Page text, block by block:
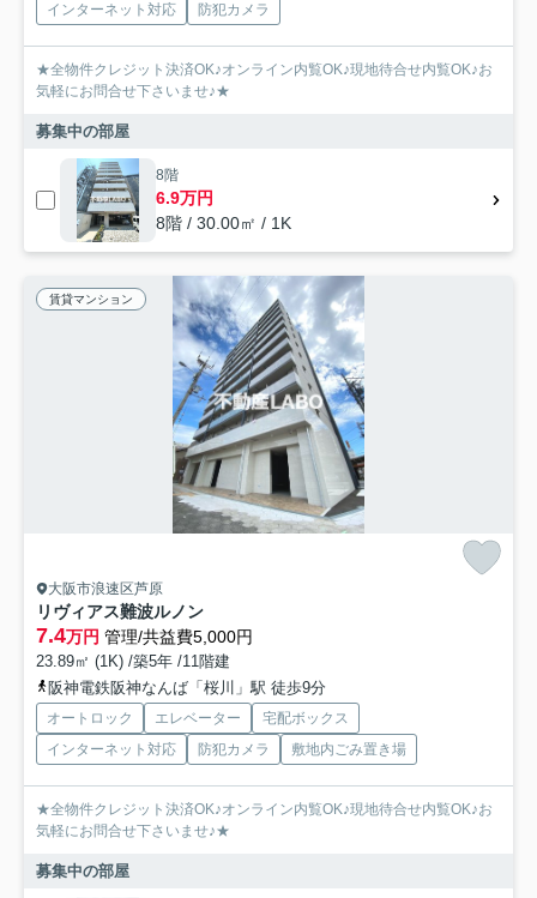
インターネット対応
防犯カメラ
★全物件クレジット決済OK♪オンライン内覧OK♪現地待合せ内覧OK♪お
気軽にお問合せ下さいませ♪★
募集中の部屋
8階
6.9万円
8階 / 30.00㎡ / 1K
賃貸マンション
大阪市浪速区芦原
リヴィアス難波ルノン
7.4万円 管理/共益費5,000円
23.89㎡ (1K) /築5年 /11階建
阪神電鉄阪神なんば「桜川」駅 徒歩9分
オートロック エレベーター
宅配ボックス
インターネット対応
防犯カメラ 敷地内ごみ置き場
★全物件クレジット決済OK♪オンライン内覧OK♪現地待合せ内覧OK♪お
気軽にお問合せ下さいませ♪★
募集中の部屋